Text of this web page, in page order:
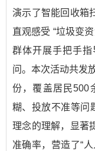
演示了智能回收箱
直观感受 “垃圾变
群体开展手把手
问。本次活动共发
份，覆盖居民500
糊、投放不准等问
理念的理解，显著
准确率，营造了“